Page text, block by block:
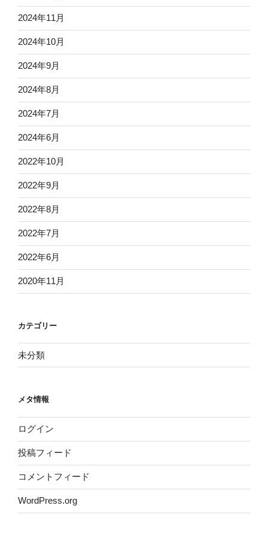
2024年11月
2024年10月
2024年9月
2024年8月
2024年7月
2024年6月
2022年10月
2022年9月
2022年8月
2022年7月
2022年6月
2020年11月
カテゴリー
未分類
メタ情報
ログイン
投稿フィード
コメントフィード
WordPress.org